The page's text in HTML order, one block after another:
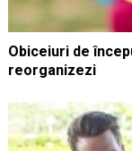
Obiceiuri de
reorganizezi